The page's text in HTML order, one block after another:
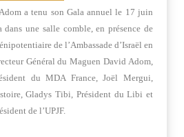
a tenu son Gala annuel le 17 juin
dans une salle comble, en présence de
de l’Ambassade d’Israël en
Général du Maguen David Adom,
du MDA France, Joël Mergui,
Gladys Tibi, Président du Libi et
de l’UPJF.